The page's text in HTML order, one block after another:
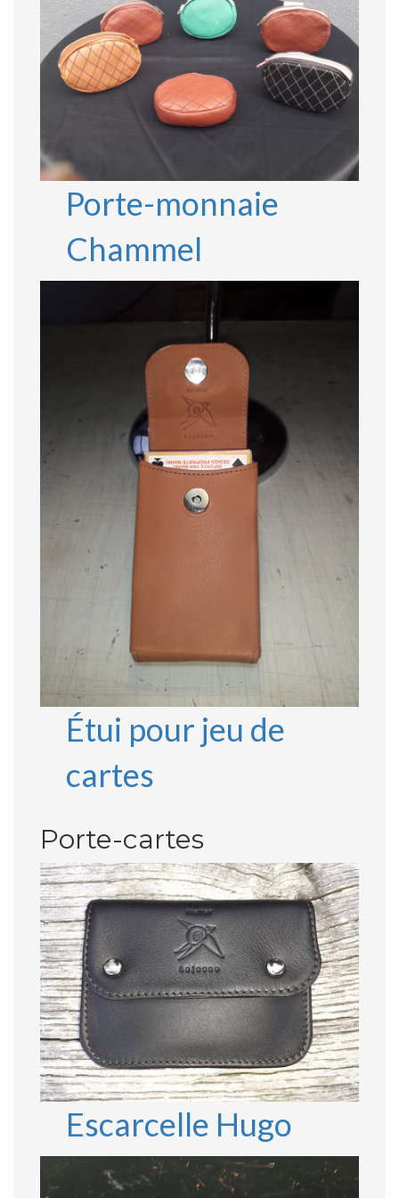
Porte-monnaie
Chammel
Étui pour jeu de
cartes
Porte-cartes
Escarcelle Hugo